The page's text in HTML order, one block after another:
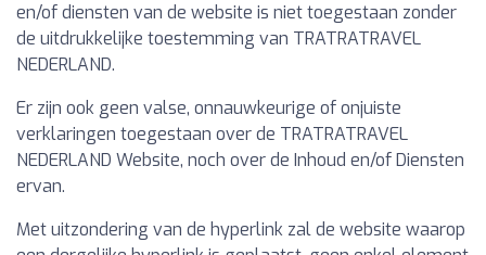
en/of diensten van de website is niet toegestaan zonder
de uitdrukkelijke toestemming van TRATRATRAVEL
NEDERLAND.
Er zijn ook geen valse, onnauwkeurige of onjuiste
verklaringen toegestaan over de TRATRATRAVEL
NEDERLAND Website, noch over de Inhoud en/of Diensten
ervan.
Met uitzondering van de hyperlink zal de website waarop